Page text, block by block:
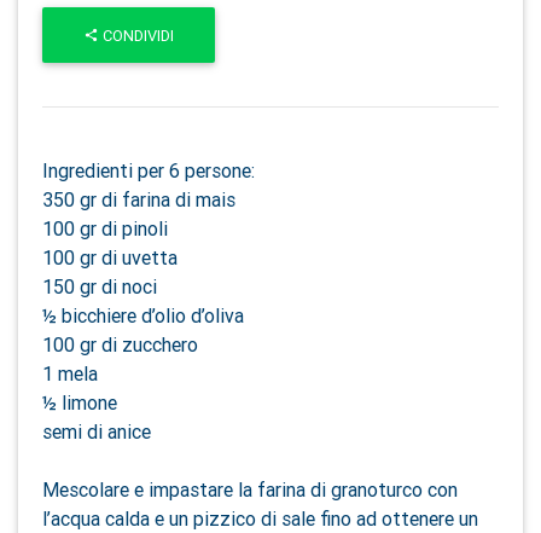
CONDIVIDI
Ingredienti per 6 persone:
350 gr di farina di mais
100 gr di pinoli
100 gr di uvetta
150 gr di noci
½ bicchiere d’olio d’oliva
100 gr di zucchero
1 mela
½ limone
semi di anice
Mescolare e impastare la farina di granoturco con
l’acqua calda e un pizzico di sale fino ad ottenere un